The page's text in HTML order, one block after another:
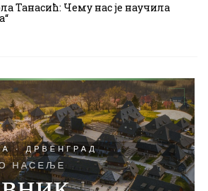
Танасић: Чему нас је научила